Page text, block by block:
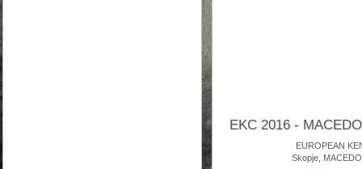
EKC 2016 -
EUROPEAN
Skopje,
Macedonian Kendo – Iaido
18-19 October 2014